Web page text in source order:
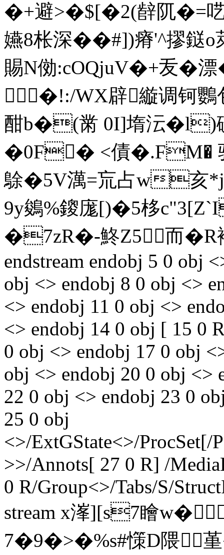
�+避>�$[�2(辪阢�=呓
嬿8枨深��#])瘠'^摎
賜N俲:cOQjuV�+叐�
�!:/WX辟縼调钶
酣b�(黹 0I]堶沄�l)
�0F� <債�.FM� 骈
鵌�5V澫=巟占w亥
9y鵕%鎫庬[)�5栘
�7zR�-鮗Z5而
endstream endobj 5 0 obj
obj <> endobj 8 0 obj <>
<> endobj 11 0 obj <>
<> endobj 14 0 obj [ 15 0
0 obj <> endobj 17 0 obj
obj <> endobj 20 0 obj <>
22 0 obj <> endobj 23 0
25 0 obj
<>/ExtGState<>/ProcSet[/
>>/Annots[ 27 0 R] /
0 R/Group<>/Tabs/S/
stream x溄][s7瞺w�
7�9�>�%s#憡D隈